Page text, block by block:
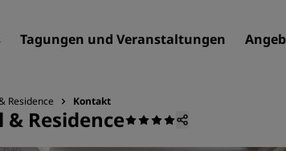
Tagungen und Veranstaltungen
Finden Sie Ihr Hotel
Residence Kontakt
Residence